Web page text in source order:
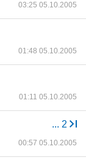
03:25 05.10.2005
01:48 05.10.2005
01:11 05.10.2005
... 2
00:57 05.10.2005